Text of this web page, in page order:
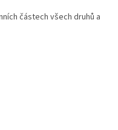
částech všech druhů a